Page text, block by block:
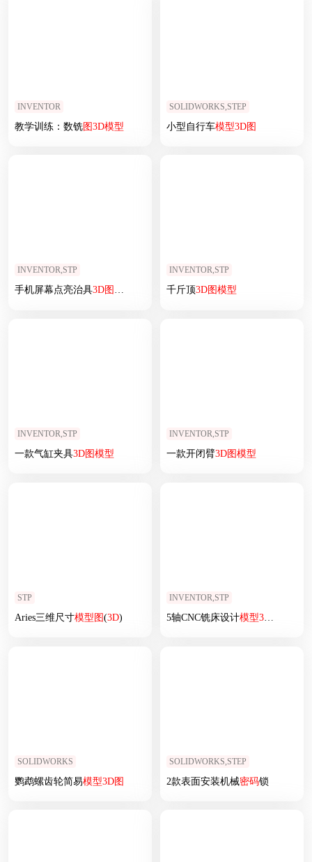
INVENTOR
教学训练：数铣图3D模型
SOLIDWORKS,STEP
小型自行车模型3D图
INVENTOR,STP
手机屏幕点亮治具3D图模型
INVENTOR,STP
千斤顶3D图模型
INVENTOR,STP
一款气缸夹具3D图模型
INVENTOR,STP
一款开闭臂3D图模型
STP
Aries三维尺寸模型图(3D)
INVENTOR,STP
5轴CNC铣床设计模型3D
SOLIDWORKS
鹦鹉螺齿轮简易模型3D图
SOLIDWORKS,STEP
2款表面安装机械密码锁